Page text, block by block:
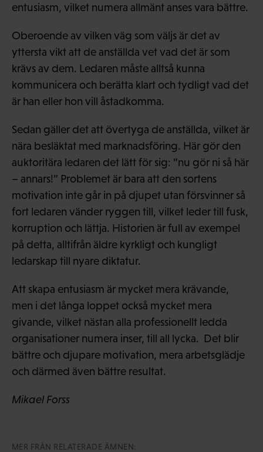
entusiasm, vilket numera allmänt anses vara bättre.
Oberoende av vilken väg som väljs är det av
yttersta vikt att de anställda vet vad det är som
krävs av dem. Ledaren måste alltså kunna
kommunicera och berätta klart och tydligt vad det
är han eller hon vill åstadkomma.
Sedan gäller det att övertyga de anställda, vilket är
nära besläktat med marknadsföring. Här gör den
auktoritära ledaren det lätt för sig: ”nu gör ni så här
– annars!” Problemet är bara att den sortens
motivation inte går in på djupet utan försvinner så
fort ledaren vänder ryggen till, vilket leder till fusk,
korruption och lättja. Historien är full av exempel
på detta, alltifrån äldre kyrkligt och kungligt
ledarskap till nyare diktatur.
Att skapa entusiasm är mycket mera krävande,
men i det långa loppet också mycket mera
givande, vilket nästan alla professionellt ledda
organisationer numera inser, till all lycka. Det blir
bättre och djupare motivation, mera arbetsglädje
och därmed även bättre resultat.
Mikael Forss
MER FRÅN RELATERADE ÄMNEN: